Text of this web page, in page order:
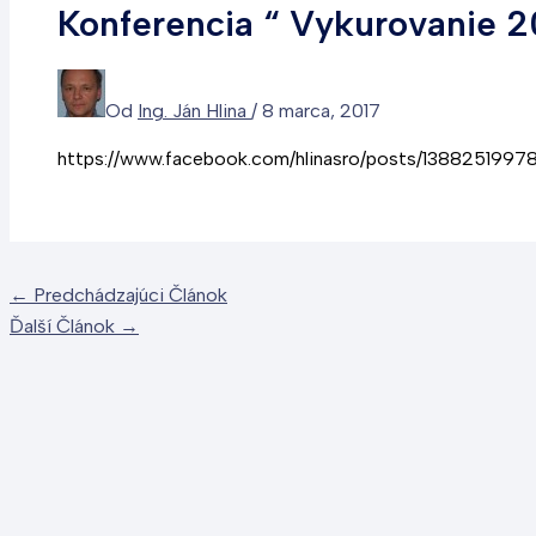
Konferencia “ Vykurovanie
Od Ing. Ján Hlina / 8 marca, 2017
https://www.facebook.com/hlinasro/posts/
← Predchádzajúci Článok
Ďalší Článok →